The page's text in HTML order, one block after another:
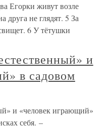
Егорки живут возле
друга не глядят. 5 За
6 У тётушки
и
в садовом
и «человек играющий»
себя. –